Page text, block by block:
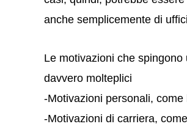
anche semplicemente di
Le motivazioni che
davvero molteplici
-Motivazioni personali,
-Motivazioni di carriera,